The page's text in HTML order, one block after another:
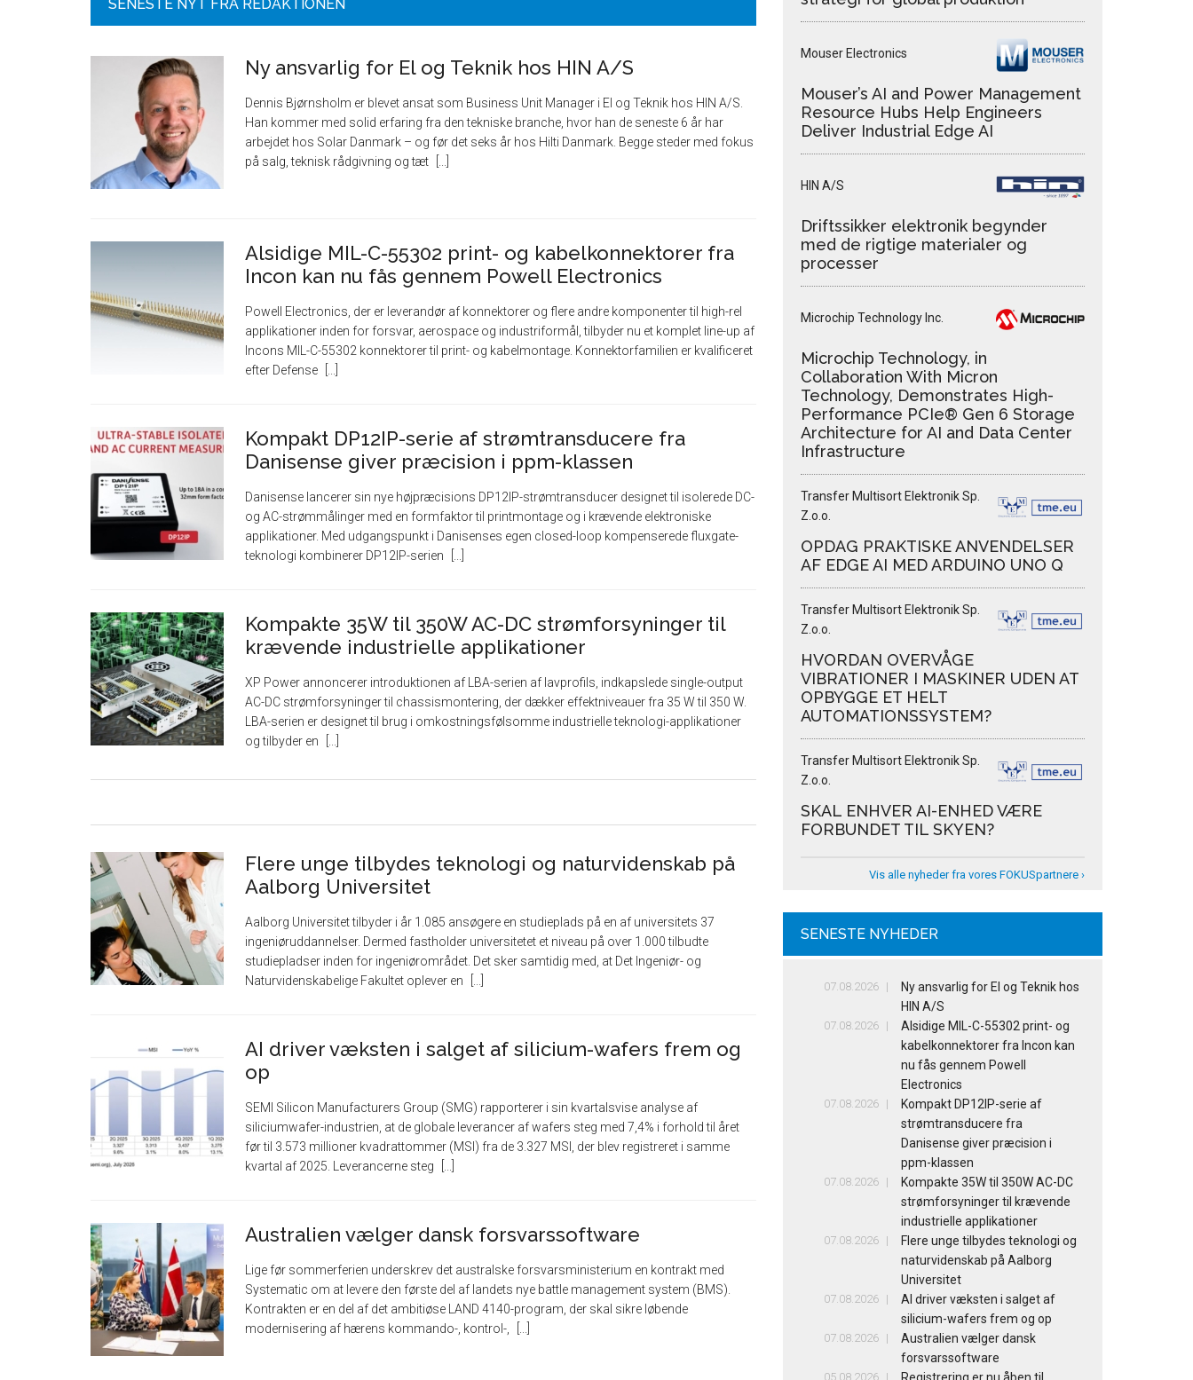
SENESTE NYT FRA REDAKTIONEN
Ny ansvarlig for El og Teknik hos HIN A/S
Dennis Bjørnsholm er blevet ansat som Business Unit Manager i El og Teknik hos HIN A/S.
Han kommer med solid erfaring fra den tekniske branche, hvor han de seneste 6 år har
arbejdet hos Solar Danmark – og før det seks år hos Hilti Danmark. Begge steder med fokus
på salg, teknisk rådgivning og tæt
Alsidige MIL-C-55302 print- og kabelkonnektorer fra
Incon kan nu fås gennem Powell Electronics
Powell Electronics, der er leverandør af konnektorer og flere andre komponenter til high-rel
applikationer inden for forsvar, aerospace og industriformål, tilbyder nu et komplet line-up af
Incons MIL-C-55302 konnektorer til print- og kabelmontage. Konnektorfamilien er kvalificeret
efter Defense
Kompakt DP12IP-serie af strømtransducere fra
Danisense giver præcision i ppm-klassen
Danisense lancerer sin nye højpræcisions DP12IP-strømtransducer designet til isolerede DC-
og AC-strømmålinger med en formfaktor til printmontage og i krævende elektroniske
applikationer. Med udgangspunkt i Danisenses egen closed-loop kompenserede fluxgate-
teknologi kombinerer DP12IP-serien
Kompakte 35W til 350W AC-DC strømforsyninger til
krævende industrielle applikationer
XP Power annoncerer introduktionen af ​​LBA-serien af ​​lavprofils, indkapslede single-output
AC-DC strømforsyninger til chassismontering, der dækker effektniveauer fra 35 W til 350 W.
LBA-serien er designet til brug i omkostningsfølsomme industrielle teknologi-applikationer
og tilbyder en
Flere unge tilbydes teknologi og naturvidenskab på
Aalborg Universitet
Aalborg Universitet tilbyder i år 1.085 ansøgere en studieplads på en af universitets 37
ingeniøruddannelser. Dermed fastholder universitetet et niveau på over 1.000 tilbudte
studiepladser inden for ingeniørområdet. Det sker samtidig med, at Det Ingeniør- og
Naturvidenskabelige Fakultet oplever en
AI driver væksten i salget af silicium-wafers frem og
op
SEMI Silicon Manufacturers Group (SMG) rapporterer i sin kvartalsvise analyse af
siliciumwafer-industrien, at de globale leverancer af wafers steg med 7,4% i forhold til året
før til 3.573 millioner kvadrattommer (MSI) fra de 3.327 MSI, der blev registreret i samme
kvartal af 2025. Leverancerne steg
Australien vælger dansk forsvarssoftware
Lige før sommerferien underskrev det australske forsvarsministerium en kontrakt med
Systematic om at levere den første del af landets nye battle management system (BMS).
Kontrakten er en del af det ambitiøse LAND 4140-program, der skal sikre løbende
modernisering af hærens kommando-, kontrol-,
Mouser Electronics
Mouser’s AI and Power Management
Resource Hubs Help Engineers
Deliver Industrial Edge AI
HIN A/S
Driftssikker elektronik begynder
med de rigtige materialer og
processer
Microchip Technology Inc.
Microchip Technology, in
Collaboration With Micron
Technology, Demonstrates High-
Performance PCIe® Gen 6 Storage
Architecture for AI and Data Center
Infrastructure
Transfer Multisort Elektronik Sp.
Z.o.o.
OPDAG PRAKTISKE ANVENDELSER
AF EDGE AI MED ARDUINO UNO Q
Transfer Multisort Elektronik Sp.
Z.o.o.
HVORDAN OVERVÅGE
VIBRATIONER I MASKINER UDEN AT
OPBYGGE ET HELT
AUTOMATIONSSYSTEM?
Transfer Multisort Elektronik Sp.
Z.o.o.
SKAL ENHVER AI-ENHED VÆRE
FORBUNDET TIL SKYEN?
Vis alle nyheder fra vores FOKUSpartnere ›
SENESTE NYHEDER
07.08.2026
Ny ansvarlig for El og Teknik hos
HIN A/S
07.08.2026
Alsidige MIL-C-55302 print- og
kabelkonnektorer fra Incon kan
nu fås gennem Powell
Electronics
07.08.2026
Kompakt DP12IP-serie af
strømtransducere fra
Danisense giver præcision i
ppm-klassen
07.08.2026
Kompakte 35W til 350W AC-DC
strømforsyninger til krævende
industrielle applikationer
07.08.2026
Flere unge tilbydes teknologi og
naturvidenskab på Aalborg
Universitet
07.08.2026
AI driver væksten i salget af
silicium-wafers frem og op
07.08.2026
Australien vælger dansk
forsvarssoftware
05.08.2026